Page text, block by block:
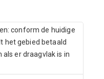
conform de huidige
het gebied betaald
er draagvlak is in